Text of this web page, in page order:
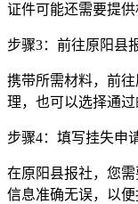
证件可能还需要提供
步骤3：前往原阳县
携带所需材料，前
理，也可以选择通过
步骤4：填写挂失申
在原阳县报社，您
信息准确无误，以便